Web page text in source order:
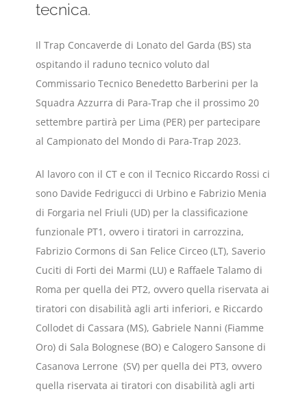
tecnica.
Il Trap Concaverde di Lonato del Garda (BS) sta
ospitando il raduno tecnico voluto dal
Commissario Tecnico Benedetto Barberini per la
Squadra Azzurra di Para-Trap che il prossimo 20
settembre partirà per Lima (PER) per partecipare
al Campionato del Mondo di Para-Trap 2023.
Al lavoro con il CT e con il Tecnico Riccardo Rossi ci
sono Davide Fedrigucci di Urbino e Fabrizio Menia
di Forgaria nel Friuli (UD) per la classificazione
funzionale PT1, ovvero i tiratori in carrozzina,
Fabrizio Cormons di San Felice Circeo (LT), Saverio
Cuciti di Forti dei Marmi (LU) e Raffaele Talamo di
Roma per quella dei PT2, ovvero quella riservata ai
tiratori con disabilità agli arti inferiori, e Riccardo
Collodet di Cassara (MS), Gabriele Nanni (Fiamme
Oro) di Sala Bolognese (BO) e Calogero Sansone di
Casanova Lerrone (SV) per quella dei PT3, ovvero
quella riservata ai tiratori con disabilità agli arti